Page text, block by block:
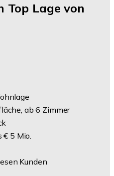
Top Lage von
ab 6 Zimmer
€ 5 Mio.
Kunden